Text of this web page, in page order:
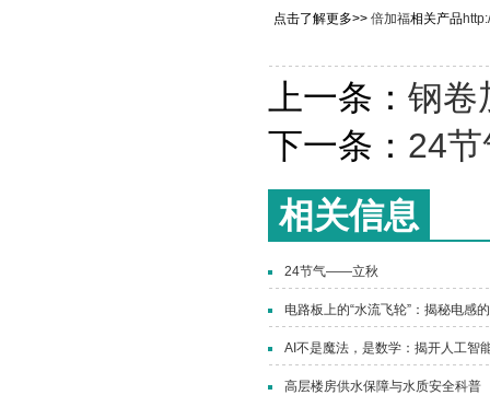
点击了解更多>> 倍加福相关产品
上一条： 钢卷
下一条： 24
相关信息
24节气——立秋
电路板上的“水流飞轮”：揭秘电感
AI不是魔法，是数学：揭开人工智
高层楼房供水保障与水质安全科普